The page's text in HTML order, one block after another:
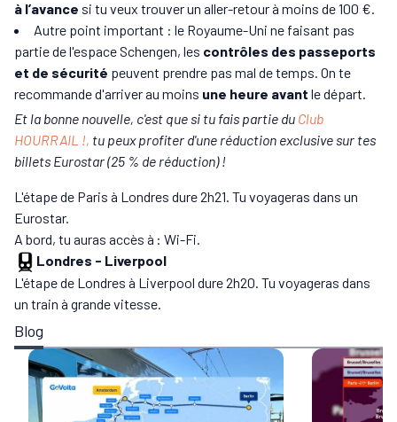
à l’avance si tu veux trouver un aller-retour à moins de 100 €.
Autre point important : le Royaume-Uni ne faisant pas
partie de l'espace Schengen, les contrôles des passeports
et de sécurité peuvent prendre pas mal de temps. On te
recommande d'arriver au moins une heure avant le départ.
Et la bonne nouvelle, c'est que si tu fais partie du Club
HOURRAIL !, tu peux profiter d'une réduction exclusive sur tes
billets Eurostar (25 % de réduction) !
L'étape de Paris à Londres dure 2h21. Tu voyageras dans un
Eurostar.
A bord, tu auras accès à : Wi-Fi.
Londres - Liverpool
L'étape de Londres à Liverpool dure 2h20. Tu voyageras dans
un train à grande vitesse.
Blog